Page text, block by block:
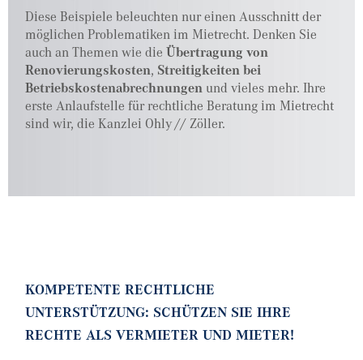
Diese Beispiele beleuchten nur einen Ausschnitt der
möglichen Problematiken im Mietrecht. Denken Sie
auch an Themen wie dieÜbertragung von
Renovierungskosten, Streitigkeiten bei
Betriebskostenabrechnungen und vieles mehr. Ihre
erste Anlaufstelle für rechtliche Beratung im Mietrecht
sind wir, die Kanzlei Ohly // Zöller.
KOMPETENTE RECHTLICHE
UNTERSTÜTZUNG: SCHÜTZEN SIE IHRE
RECHTE ALS VERMIETER UND MIETER!